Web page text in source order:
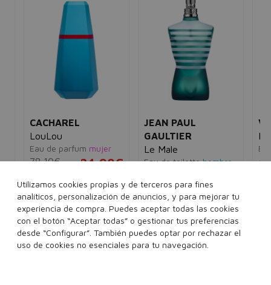
CACHAREL
LouLou
Eau de parfum mujer
78,10€ 24,90€
30 ml 50 ml
Añadir a la cesta
JEAN PAUL
GAULTIER
Le Male
Eau de toilette hombre
40 ml 75 ml 125 ml
200 ml Ver 2 sets
Añadir a la cesta
Utilizamos cookies propias y de terceros para fines
analíticos, personalización de anuncios, y para mejorar tu
experiencia de compra. Puedes aceptar todas las cookies
con el botón “Aceptar todas” o gestionar tus preferencias
desde “Configurar”. También puedes optar por rechazar el
uso de cookies no esenciales para tu navegación.